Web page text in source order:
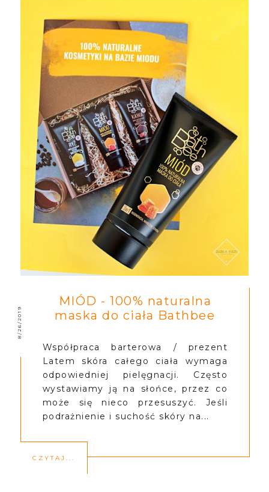
8/26/2019
MIÓD - 100% naturalna
maska do ciała Bathbee
Współpraca barterowa / prezent
Latem skóra całego ciała wymaga
odpowiedniej pielęgnacji. Często
wystawiamy ją na słońce, przez co
może się nieco przesuszyć. Jeśli
podrażnienie i suchość skóry na...
CZYTAJ...